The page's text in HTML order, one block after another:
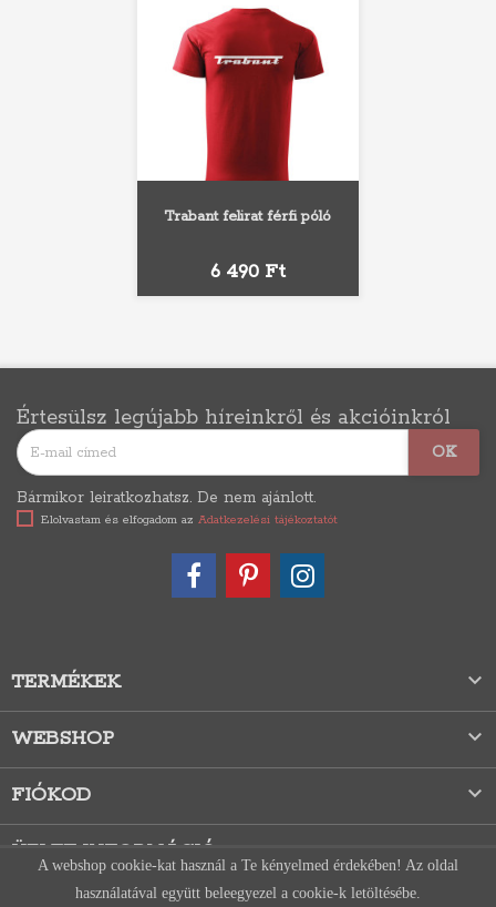
Trabant felirat férfi póló
Ár
6 490 Ft
Értesülsz legújabb híreinkről és akcióinkról
Bármikor leiratkozhatsz. De nem ajánlott.
Elolvastam és elfogadom az Adatkezelési tájékoztatót
TERMÉKEK 
WEBSHOP 
FIÓKOD 
ÜZLET INFORMÁCIÓ
A webshop cookie-kat használ a Te kényelmed érdekében! Az oldal
használatával együtt beleegyezel a cookie-k letöltésébe.